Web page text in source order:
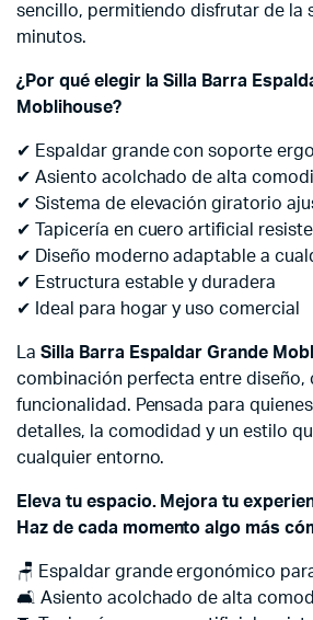
sencillo, permitiendo disfrutar de la
minutos.
¿Por qué elegir la Silla Barra
Moblihouse?
✔ Espaldar grande con soporte
✔ Asiento acolchado de alta
✔ Sistema de elevación giratorio
✔ Tapicería en cuero artificial
✔ Diseño moderno adaptable a
✔ Estructura estable y duradera
✔ Ideal para hogar y uso comercial
La Silla Barra Espaldar Grande
combinación perfecta entre diseño,
funcionalidad. Pensada para
detalles, la comodidad y un estilo
cualquier entorno.
Eleva tu espacio. Mejora tu
Haz de cada momento algo más
🪑 Espaldar grande ergonómico
🛋️ Asiento acolchado de alta